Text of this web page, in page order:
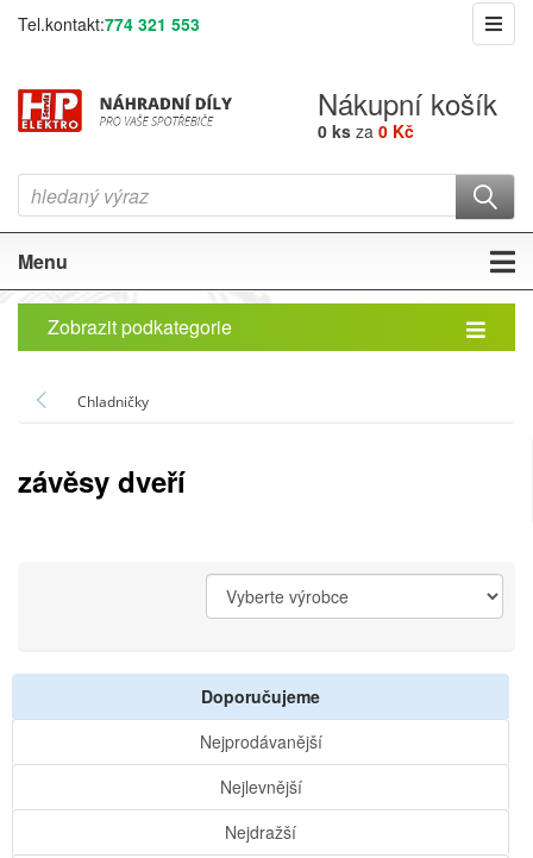
Tel.kontakt:774 321 553
Nákupní košík
0 ks za 0 Kč
Menu
Zobrazit podkategorie
Chladničky
závěsy dveří
Doporučujeme
Nejprodávanější
Nejlevnější
Nejdražší